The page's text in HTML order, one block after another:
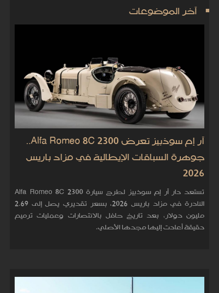
آخر الموضوعات
آر إم سوذبيز تعرض Alfa Romeo 8C 2300..
جوهرة السباقات الإيطالية في مزاد باريس
2026
تستعد دار آر إم سوذبيز لطرح سيارة Alfa Romeo 8C 2300
النادرة في مزاد باريس 2026، بسعر تقديري يصل إلى 2.69
مليون دولار، بعد تاريخ حافل بالانتصارات وعمليات ترميم
دقيقة أعادت إليها مجدها الأصلي.